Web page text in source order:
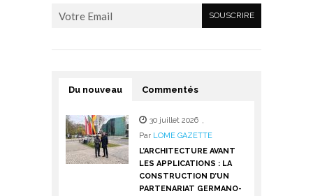
Du nouveau Commentés
30 juillet 2026 ,
Par LOME GAZETTE
L’ARCHITECTURE AVANT
LES APPLICATIONS : LA
CONSTRUCTION D’UN
PARTENARIAT GERMANO-